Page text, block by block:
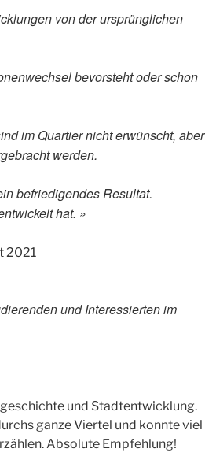
von der ursprünglichen
bevorsteht oder schon
im Quartier nicht erwünscht, aber
werden.
befriedigendes Resultat.
hat. »
2021
und Interessierten im
und Stadtentwicklung.
ganze Viertel und konnte viel
Absolute Empfehlung!